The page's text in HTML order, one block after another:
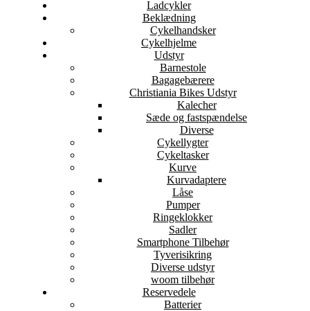
Ladcykler
Beklædning
Cykelhandsker
Cykelhjelme
Udstyr
Barnestole
Bagagebærere
Christiania Bikes Udstyr
Kalecher
Sæde og fastspændelse
Diverse
Cykellygter
Cykeltasker
Kurve
Kurvadaptere
Låse
Pumper
Ringeklokker
Sadler
Smartphone Tilbehør
Tyverisikring
Diverse udstyr
woom tilbehør
Reservedele
Batterier